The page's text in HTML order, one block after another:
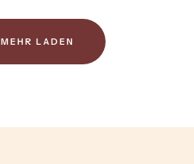
MEHR LADEN